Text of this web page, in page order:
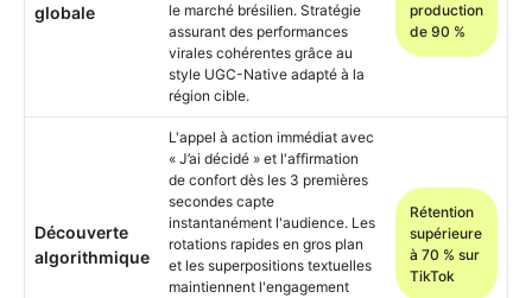
globale
le marché brésilien. Stratégie
assurant des performances
virales cohérentes grâce au
style UGC-Native adapté à la
région cible.
production
de 90 %
Découverte
algorithmique
L'appel à action immédiat avec
« J’ai décidé » et l'affirmation
de confort dès les 3 premières
secondes capte
instantanément l'audience. Les
rotations rapides en gros plan
et les superpositions textuelles
maintiennent l'engagement
Rétention
supérieure
à 70 % sur
TikTok